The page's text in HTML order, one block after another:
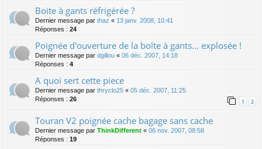
Boite à gants réfrigérée ?
Dernier message par thaz « 13 janv. 2008, 10:41
Réponses : 24
Poignée d'ouverture de la boîte à gants... explosée !
Dernier message par dgillou « 06 déc. 2007, 14:18
Réponses : 4
A quoi sert cette piece
Dernier message par thryclo25 « 05 déc. 2007, 11:25
Réponses : 26 1 2
Touran V2 poignée cache bagage sans cache
Dernier message par ThinkDifferent « 06 nov. 2007, 08:58
Réponses : 19